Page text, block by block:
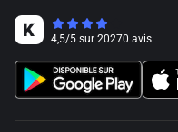
4,5/5 sur 20270 avis